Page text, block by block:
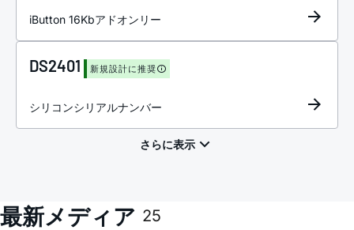
iButton 16Kbアドオンリー
DS2401 新規設計に推奨
シリコンシリアルナンバー
最新メディア 25